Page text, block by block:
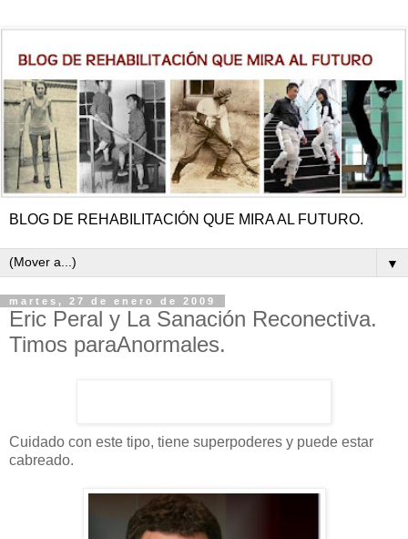
BLOG DE REHABILITACIÓN QUE MIRA AL FUTURO.
▼
martes, 27 de enero de 2009
Eric Peral y La Sanación Reconectiva.
Timos paraAnormales.
Cuidado con este tipo, tiene superpoderes y puede estar
cabreado.